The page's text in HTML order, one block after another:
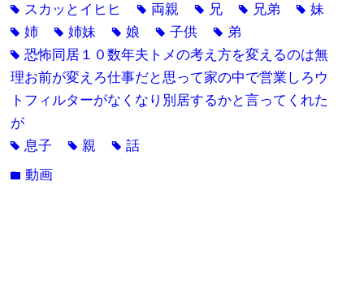
tag スカッとイヒヒ tag 両親 tag 兄 tag 兄弟 tag妹
tag姉 tag姉妹 tag娘 tag子供 tag 弟
tag恐怖同居１０数年夫トメの考え方を変えるのは無
理お前が変えろ仕事だと思って家の中で営業しろウ
トフィルターがなくなり別居するかと言ってくれた
が
tag 息子 tag 親 tag話
folder動画